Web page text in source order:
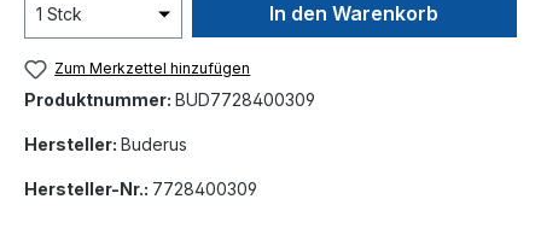
In den Warenkorb
Zum Merkzettel hinzufügen
Produktnummer: BUD7728400309
Hersteller: Buderus
Hersteller-Nr.: 7728400309